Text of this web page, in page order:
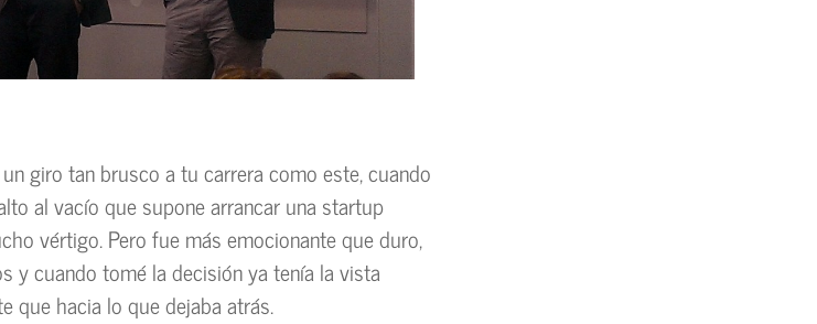
giro tan brusco a tu carrera como este, cuando
al vacío que supone arrancar una startup
vértigo. Pero fue más emocionante que duro,
y cuando tomé la decisión ya tenía la vista
que hacia lo que dejaba atrás.